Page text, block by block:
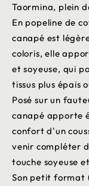
Taormina, plein
En popeline de
canapé est
coloris, elle
et soyeuse, qui
tissus plus épais
Posé sur un
canapé apporte
confort d'un
venir compléter
touche soyeuse
Son petit format